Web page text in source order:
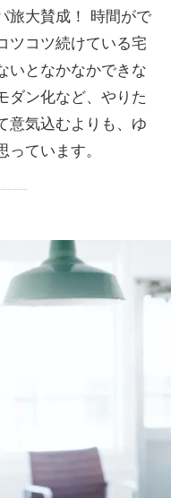
旅大賛成！ 時間がで
ツコツ続けている宅
いとなかなかできな
ダン化など、やりた
意気込むよりも、ゆ
ています。